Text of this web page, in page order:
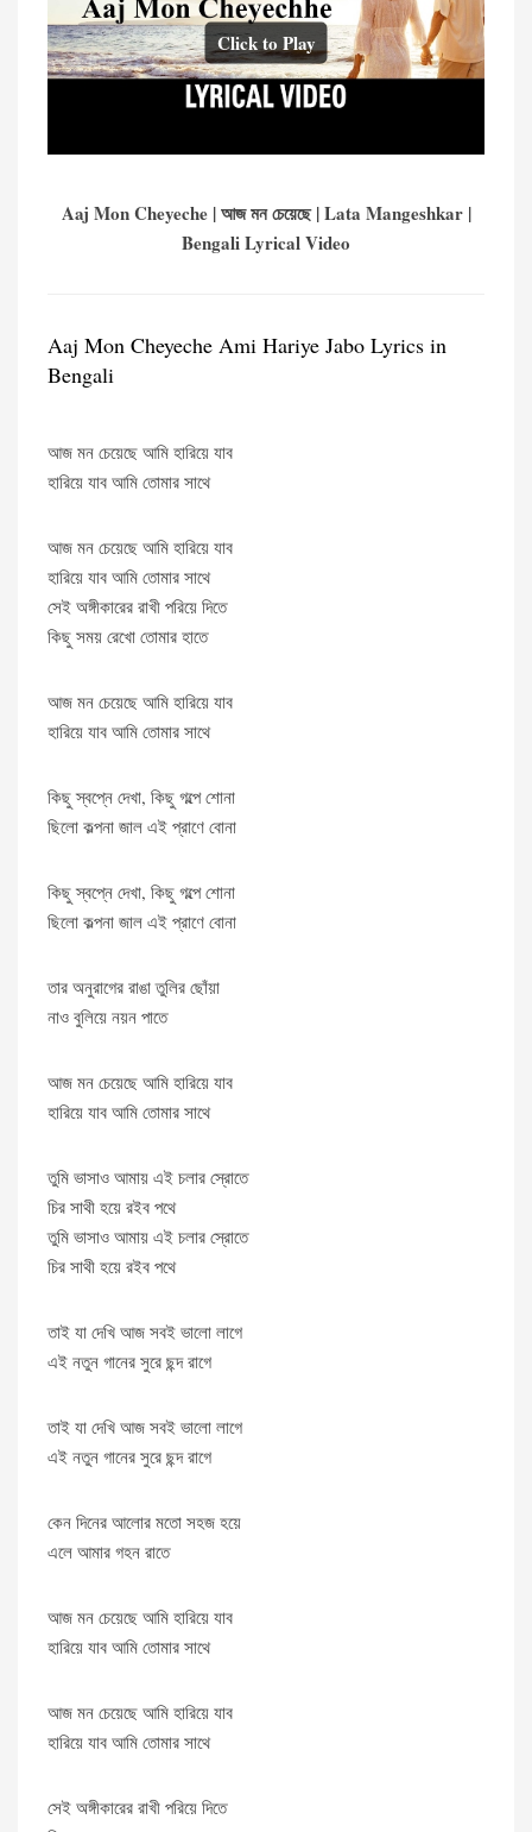
Click to Play
Aaj Mon Cheyeche | আজ মন চেয়েছে | Lata Mangeshkar |
Bengali Lyrical Video
Aaj Mon Cheyeche Ami Hariye Jabo Lyrics in
Bengali
আজ মন চেয়েছে আমি হারিয়ে যাব
হারিয়ে যাব আমি তোমার সাথে
আজ মন চেয়েছে আমি হারিয়ে যাব
হারিয়ে যাব আমি তোমার সাথে
সেই অঙ্গীকারের রাখী পরিয়ে দিতে
কিছু সময় রেখো তোমার হাতে
আজ মন চেয়েছে আমি হারিয়ে যাব
হারিয়ে যাব আমি তোমার সাথে
কিছু স্বপ্নে দেখা, কিছু গল্পে শোনা
ছিলো কল্পনা জাল এই প্রাণে বোনা
কিছু স্বপ্নে দেখা, কিছু গল্পে শোনা
ছিলো কল্পনা জাল এই প্রাণে বোনা
তার অনুরাগের রাঙা তুলির ছোঁয়া
নাও বুলিয়ে নয়ন পাতে
আজ মন চেয়েছে আমি হারিয়ে যাব
হারিয়ে যাব আমি তোমার সাথে
তুমি ভাসাও আমায় এই চলার স্রোতে
চির সাথী হয়ে রইব পথে
তুমি ভাসাও আমায় এই চলার স্রোতে
চির সাথী হয়ে রইব পথে
তাই যা দেখি আজ সবই ভালো লাগে
এই নতুন গানের সুরে ছন্দ রাগে
তাই যা দেখি আজ সবই ভালো লাগে
এই নতুন গানের সুরে ছন্দ রাগে
কেন দিনের আলোর মতো সহজ হয়ে
এলে আমার গহন রাতে
আজ মন চেয়েছে আমি হারিয়ে যাব
হারিয়ে যাব আমি তোমার সাথে
আজ মন চেয়েছে আমি হারিয়ে যাব
হারিয়ে যাব আমি তোমার সাথে
সেই অঙ্গীকারের রাখী পরিয়ে দিতে